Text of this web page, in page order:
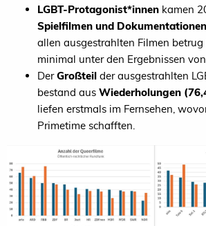
LGBT-Protagonist*innen kamen
Spielfilmen und Dokumentationen
allen ausgestrahlten Filmen betrug
minimal unter den Ergebnissen
DerGroßteil der ausgestrahlten
bestand aus Wiederholungen
liefen erstmals im Fernsehen,
Primetime schafften.